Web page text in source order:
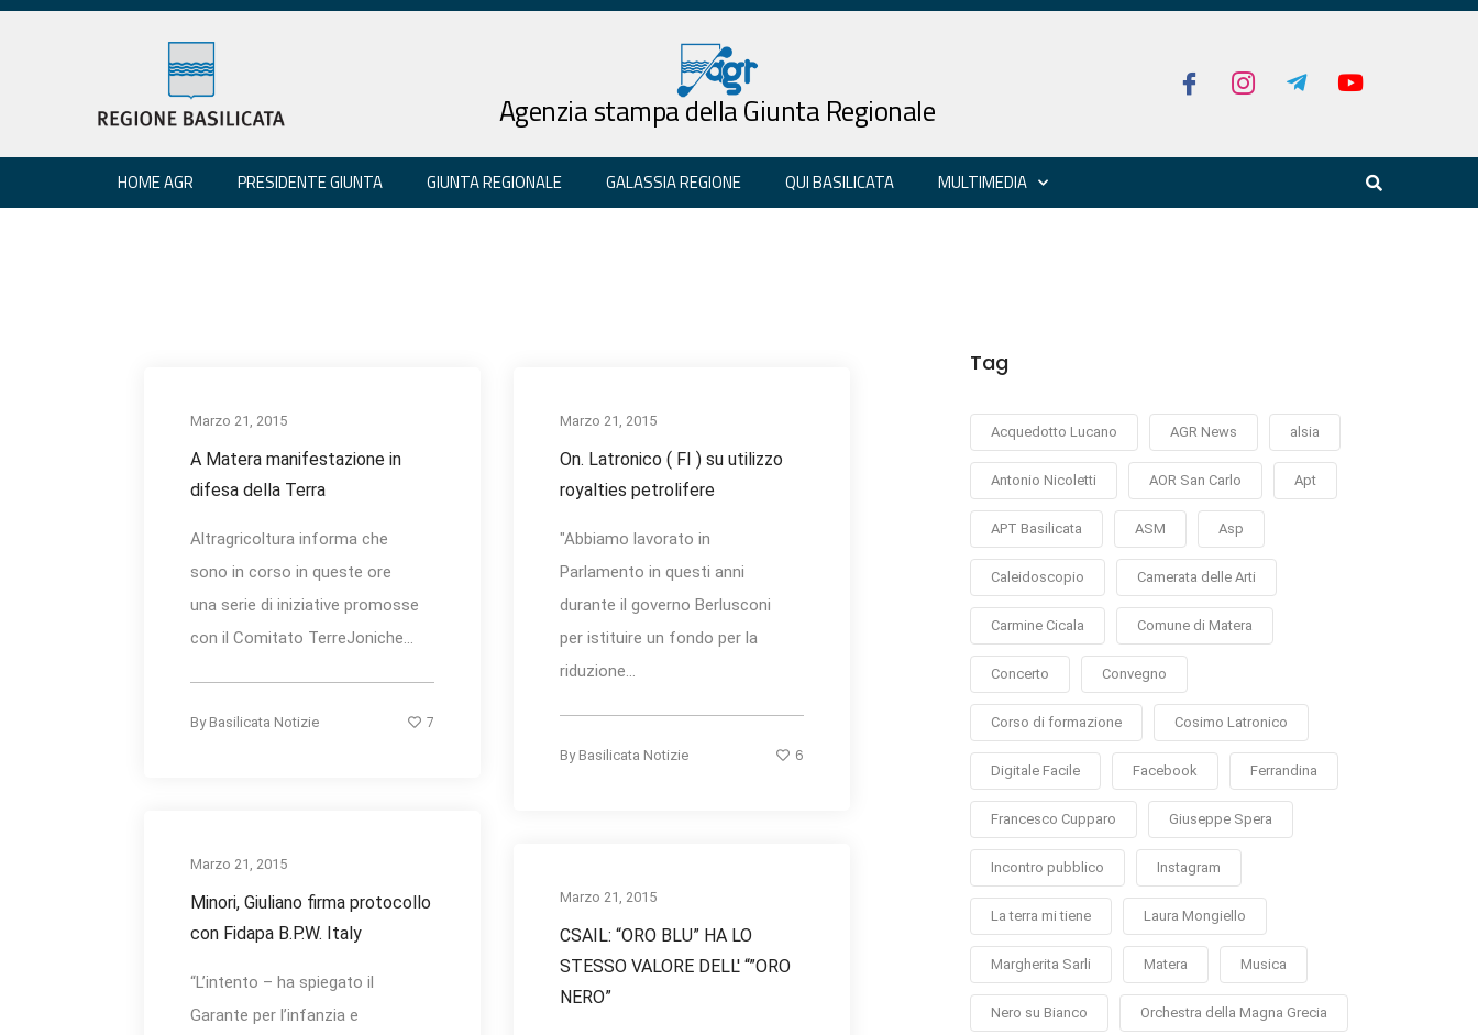
Agenzia stampa della Giunta Regionale
HOME AGR PRESIDENTE GIUNTA GIUNTA REGIONALE GALASSIA REGIONE QUI BASILICATA MULTIMEDIA
Marzo 21, 2015
A Matera manifestazione in
difesa della Terra
Altragricoltura informa che
sono in corso in queste ore
una serie di iniziative promosse
con il Comitato TerreJoniche...
By Basilicata Notizie 7
Marzo 21, 2015
On. Latronico ( FI ) su utilizzo
royalties petrolifere
"Abbiamo lavorato in
Parlamento in questi anni
durante il governo Berlusconi
per istituire un fondo per la
riduzione...
By Basilicata Notizie 6
Marzo 21, 2015
Minori, Giuliano firma protocollo
con Fidapa B.P.W. Italy
“L’intento – ha spiegato il
Garante per l’infanzia e
Marzo 21, 2015
CSAIL: “ORO BLU” HA LO
STESSO VALORE DELL' “”ORO
NERO”
Tag
Acquedotto Lucano AGR News alsia
Antonio Nicoletti AOR San Carlo Apt
APT Basilicata ASM Asp
Caleidoscopio Camerata delle Arti
Carmine Cicala Comune di Matera
Concerto Convegno
Corso di formazione Cosimo Latronico
Digitale Facile Facebook Ferrandina
Francesco Cupparo Giuseppe Spera
Incontro pubblico Instagram
La terra mi tiene Laura Mongiello
Margherita Sarli Matera Musica
Nero su Bianco Orchestra della Magna Grecia